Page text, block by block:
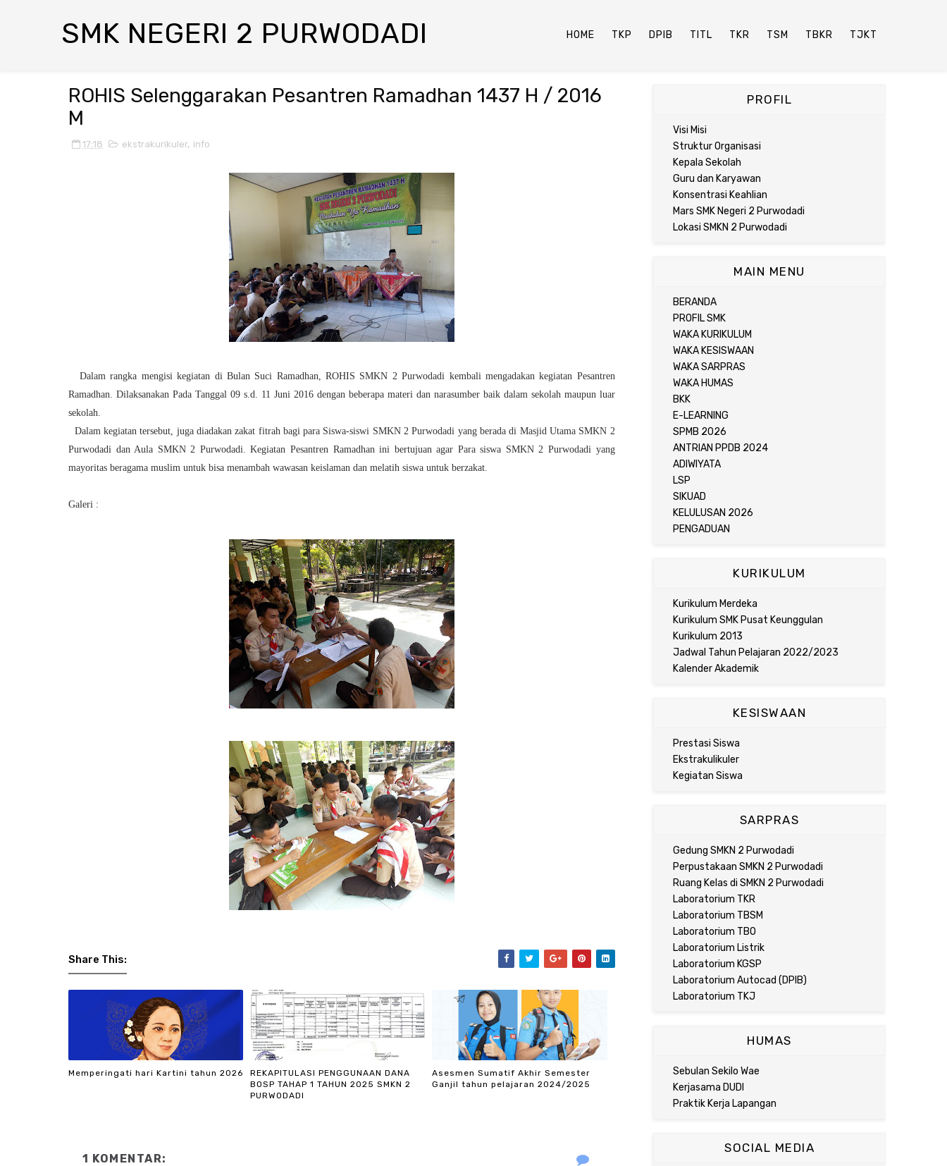
SMK NEGERI 2 PURWODADI HOME TKP DPIB TITL TKR TSM TBKR TJKT
ROHIS Selenggarakan Pesantren Ramadhan 1437 H / 2016
M
17:18 ekstrakurikuler, info
Dalam rangka mengisi kegiatan di Bulan Suci Ramadhan, ROHIS SMKN 2 Purwodadi kembali mengadakan kegiatan Pesantren
Ramadhan. Dilaksanakan Pada Tanggal 09 s.d. 11 Juni 2016 dengan beberapa materi dan narasumber baik dalam sekolah maupun luar
sekolah.
Dalam kegiatan tersebut, juga diadakan zakat fitrah bagi para Siswa-siswi SMKN 2 Purwodadi yang berada di Masjid Utama SMKN 2
Purwodadi dan Aula SMKN 2 Purwodadi. Kegiatan Pesantren Ramadhan ini bertujuan agar Para siswa SMKN 2 Purwodadi yang
mayoritas beragama muslim untuk bisa menambah wawasan keislaman dan melatih siswa untuk berzakat.
Galeri :
Share This:
Memperingati hari Kartini tahun 2026
REKAPITULASI PENGGUNAAN DANA
BOSP TAHAP 1 TAHUN 2025 SMKN 2
PURWODADI
Asesmen Sumatif Akhir Semester
Ganjil tahun pelajaran 2024/2025
1 KOMENTAR:
PROFIL
Visi Misi
Struktur Organisasi
Kepala Sekolah
Guru dan Karyawan
Konsentrasi Keahlian
Mars SMK Negeri 2 Purwodadi
Lokasi SMKN 2 Purwodadi
MAIN MENU
BERANDA
PROFIL SMK
WAKA KURIKULUM
WAKA KESISWAAN
WAKA SARPRAS
WAKA HUMAS
BKK
E-LEARNING
SPMB 2026
ANTRIAN PPDB 2024
ADIWIYATA
LSP
SIKUAD
KELULUSAN 2026
PENGADUAN
KURIKULUM
Kurikulum Merdeka
Kurikulum SMK Pusat Keunggulan
Kurikulum 2013
Jadwal Tahun Pelajaran 2022/2023
Kalender Akademik
KESISWAAN
Prestasi Siswa
Ekstrakulikuler
Kegiatan Siswa
SARPRAS
Gedung SMKN 2 Purwodadi
Perpustakaan SMKN 2 Purwodadi
Ruang Kelas di SMKN 2 Purwodadi
Laboratorium TKR
Laboratorium TBSM
Laboratorium TBO
Laboratorium Listrik
Laboratorium KGSP
Laboratorium Autocad (DPIB)
Laboratorium TKJ
HUMAS
Sebulan Sekilo Wae
Kerjasama DUDI
Praktik Kerja Lapangan
SOCIAL MEDIA